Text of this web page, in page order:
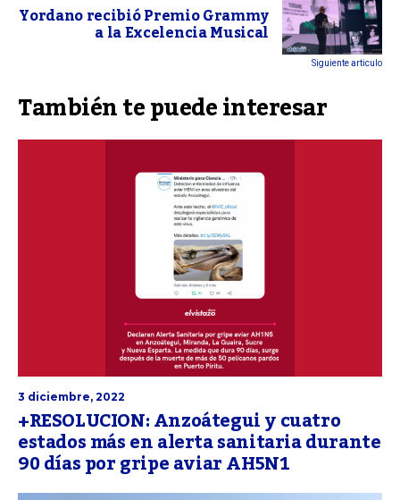
Yordano recibió Premio Grammy
a la Excelencia Musical
Siguiente articulo
También te puede interesar
3 diciembre, 2022
+RESOLUCION: Anzoátegui y cuatro
estados más en alerta sanitaria durante
90 días por gripe aviar AH5N1